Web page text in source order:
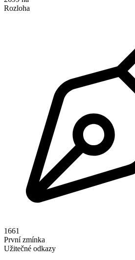
Rozloha
1661
První zmínka
Užitečné odkazy